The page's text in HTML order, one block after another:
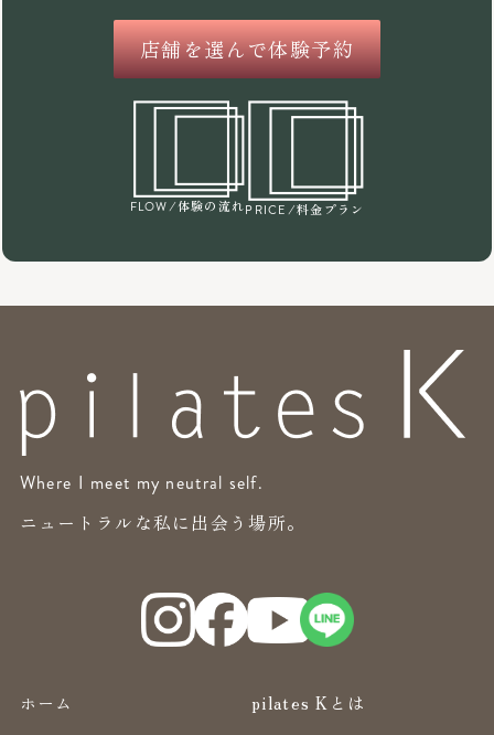
店舗を選んで体験予約
FLOW /体験の流れPRICE /料金プラン
Where I meet my neutral self.
ニュートラルな私に出会う場所。
ホーム
pilates Kとは